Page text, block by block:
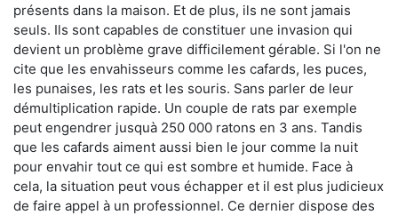
présents dans la maison. Et de plus, ils ne sont jamais
seuls. Ils sont capables de constituer une invasion qui
devient un problème grave difficilement gérable. Si l'on ne
cite que les envahisseurs comme les cafards, les puces,
les punaises, les rats et les souris. Sans parler de leur
démultiplication rapide. Un couple de rats par exemple
peut engendrer jusquà 250 000 ratons en 3 ans. Tandis
que les cafards aiment aussi bien le jour comme la nuit
pour envahir tout ce qui est sombre et humide. Face à
cela, la situation peut vous échapper et il est plus judicieux
de faire appel à un professionnel. Ce dernier dispose des